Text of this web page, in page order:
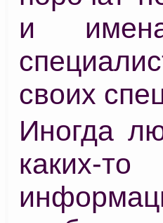
и
своих
Иногда
каких-